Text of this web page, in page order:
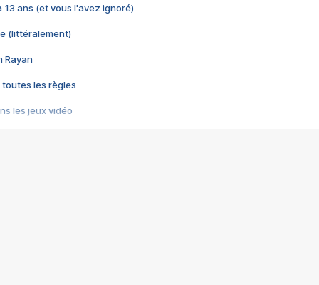
13 ans (et vous l'avez ignoré)
(littéralement)
Rayan
toutes les règles
les jeux vidéo